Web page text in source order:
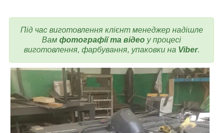
Під час виготовлення клієнт менеджер надішле
Вам фотографії та відео у процесі
виготовлення, фарбування, упаковки на Viber.